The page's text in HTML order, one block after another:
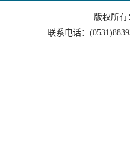
版权所
联系电话：